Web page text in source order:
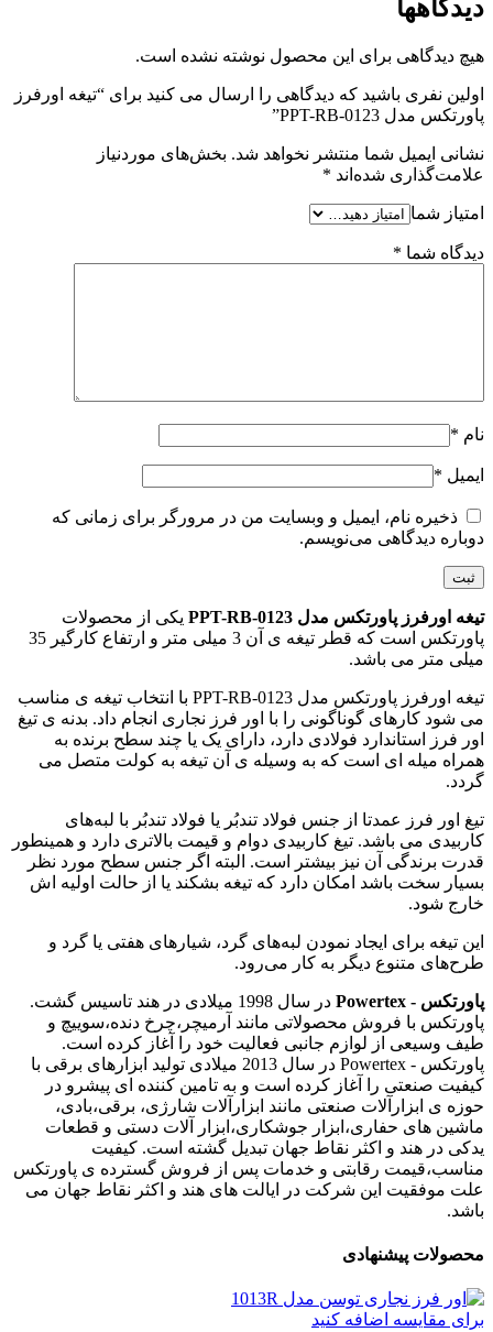
دیدگاهها
هیچ دیدگاهی برای این محصول نوشته نشده است.
اولین نفری باشید که دیدگاهی را ارسال می کنید برای “تیغه اورفرز
پاورتکس مدل PPT-RB-0123”
نشانی ایمیل شما منتشر نخواهد شد. بخش‌های موردنیاز
علامت‌گذاری شده‌اند *
امتیاز شما
دیدگاه شما *
نام *
ایمیل *
ذخیره نام، ایمیل و وبسایت من در مرورگر برای زمانی که
دوباره دیدگاهی می‌نویسم.
تیغه اورفرز پاورتکس مدل PPT-RB-0123
یکی از محصولات
پاورتکس است که قطر تیغه ی آن 3 میلی متر و ارتفاع کارگیر 35
میلی متر می باشد.
تیغه اورفرز پاورتکس مدل PPT-RB-0123 با انتخاب تیغه ی مناسب
می شود کارهای گوناگونی را با اور فرز نجاری انجام داد. بدنه ی تیغ
اور فرز استاندارد فولادی دارد، دارای یک یا چند سطح برنده به
همراه میله ‌ای است که به وسیله ی آن تیغه به کولت متصل می
گردد.
تیغ اور فرز عمدتا از جنس فولاد تندبُر یا فولاد تندبُر با لبه‌های
کاربیدی می باشد. تیغ کاربیدی دوام و قیمت بالاتری دارد و همینطور
قدرت برندگی آن نیز بیشتر است. البته اگر جنس سطح مورد نظر
بسیار سخت باشد امکان دارد که تیغه بشکند یا از حالت اولیه اش
خارج شود.
این تیغه برای ایجاد نمودن لبه‌های گرد، شیارهای هفتی یا گرد و
طرح‌های متنوع دیگر به کار می‌رود.
پاورتکس - Powertex
در سال 1998 میلادی در هند تاسیس گشت.
پاورتکس با فروش محصولاتی مانند آرمیچر،چرخ دنده،سوییچ و
طیف وسیعی از لوازم جانبی فعالیت خود را آغاز کرده است.
پاورتکس - Powertex در سال 2013 میلادی تولید ابزارهای برقی با
کیفیت صنعتی را آغاز کرده است و به تامین کننده ای پیشرو در
حوزه ی ابزارآلات صنعتی مانند ابزارآلات شارژی، برقی،بادی،
ماشین های حفاری،ابزار جوشکاری،ابزار آلات دستی و قطعات
یدکی در هند و اکثر نقاط جهان تبدیل گشته است. کیفیت
مناسب،قیمت رقابتی و خدمات پس از فروش گسترده ی پاورتکس
علت موفقیت این شرکت در ایالت های هند و اکثر نقاط جهان می
باشد.
محصولات پیشنهادی
برای مقایسه اضافه کنید